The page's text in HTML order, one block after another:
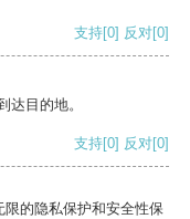
支持[0] 反对[0]
达目的地。
支持[0] 反对[0]
的隐私保护和安全性保